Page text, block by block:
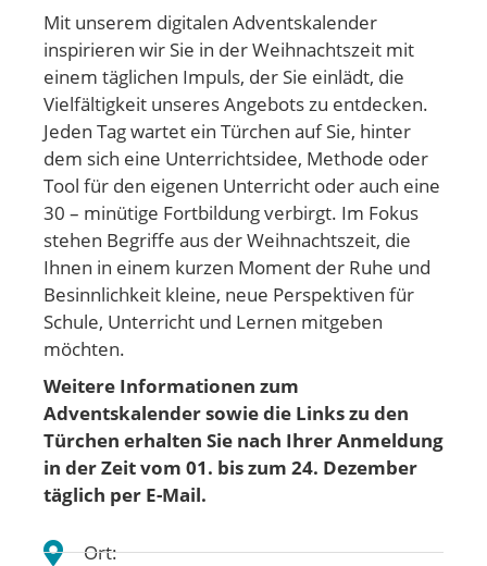
Mit unserem digitalen Adventskalender
inspirieren wir Sie in der Weihnachtszeit mit
einem täglichen Impuls, der Sie einlädt, die
Vielfältigkeit unseres Angebots zu entdecken.
Jeden Tag wartet ein Türchen auf Sie, hinter
dem sich eine Unterrichtsidee, Methode oder
Tool für den eigenen Unterricht oder auch eine
30 – minütige Fortbildung verbirgt. Im Fokus
stehen Begriffe aus der Weihnachtszeit, die
Ihnen in einem kurzen Moment der Ruhe und
Besinnlichkeit kleine, neue Perspektiven für
Schule, Unterricht und Lernen mitgeben
möchten.
Weitere Informationen zum
Adventskalender sowie die Links zu den
Türchen erhalten Sie nach Ihrer Anmeldung
in der Zeit vom 01. bis zum 24. Dezember
täglich per E-Mail.
Ort: